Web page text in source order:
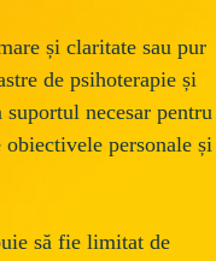
și claritate sau pur
de psihoterapie și
necesar pentru
personale și
să fie limitat de